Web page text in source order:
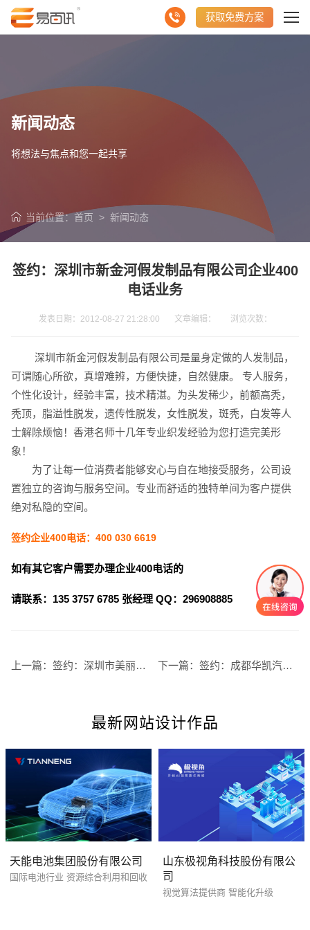
获取免费方案
新闻动态
将想法与焦点和您一起共享
当前位置： 首页 > 新闻动态
签约：深圳市新金河假发制品有限公司企业400
电话业务
发表日期：2012-08-27 21:28:00 文章编辑： 浏览次数：
深圳市新金河假发制品有限公司是量身定做的人发制品，
可谓随心所欲，真增难辨，方便快捷，自然健康。 专人服务，
个性化设计，经验丰富，技术精湛。为头发稀少，前额高秃，
秃顶，脂溢性脱发，遗传性脱发，女性脱发，斑秃，白发等人
士解除烦恼！香港名师十几年专业织发经验为您打造完美形
象！
为了让每一位消费者能够安心与自在地接受服务，公司设
置独立的咨询与服务空间。专业而舒适的独特单间为客户提供
绝对私隐的空间。
签约企业400电话：400 030 6619
如有其它客户需要办理企业400电话的
请联系：135 3757 6785 张经理 QQ：296908885
上一篇： 签约：深圳市美丽舰珠宝设计有限公司深圳网站建设 下一篇：签约：成都华凯汽车销售有限责任公司
最新网站设计作品
天能电池集团股份有限公司
国际电池行业 资源综合利用和回收
山东极视角科技股份有限公
司
视觉算法提供商 智能化升级
请输入您的公司名称
电话 微信号